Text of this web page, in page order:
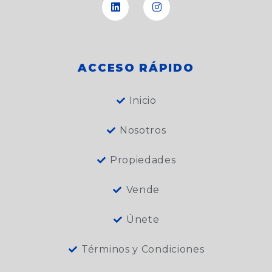
l
u
e
a
ACCESO RÁPIDO
Inicio
Nosotros
Propiedades
Vende
Únete
Términos y Condiciones